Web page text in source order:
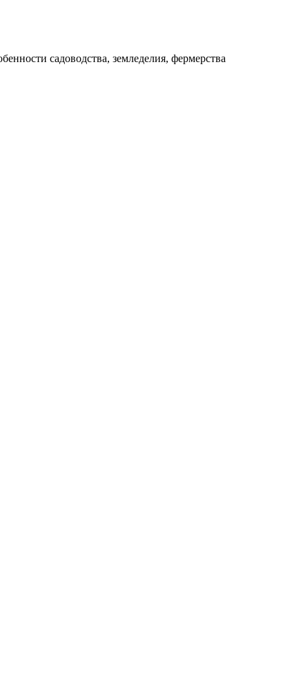
садоводства, земледелия, фермерства